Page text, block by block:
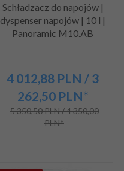
Schładzacz do napojów |
dyspenser napojów | 10 l |
Panoramic M10.AB
4 012,88 PLN / 3
262,50 PLN*
5 350,50 PLN / 4 350,00
PLN*